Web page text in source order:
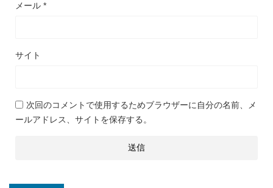
メール *
サイト
次回のコメントで使用するためブラウザーに自分の名前、メ
ールアドレス、サイトを保存する。